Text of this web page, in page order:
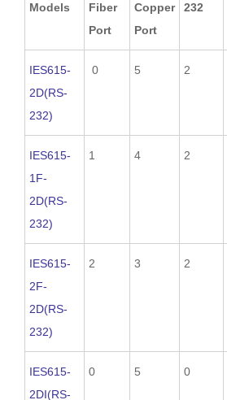
Models
Fiber
Port
Copper
Port
232
IES615-
2D(RS-
232)
0 5 2
IES615-
1F-
2D(RS-
232)
1 4 2
IES615-
2F-
2D(RS-
232)
2 3 2
IES615-
2DI(RS-
0 5 0